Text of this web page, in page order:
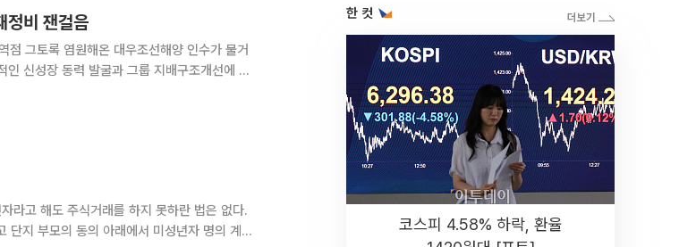
정비 잰걸음
물거
신성장 동력 발굴과 그룹 지배구조개선에 나
단지 부모의 동의 아래에서 미성년자 명의 계좌
한 컷
코스피 4.58% 하락, 환율